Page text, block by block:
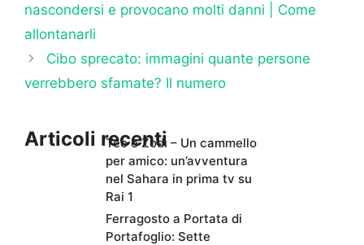
nascondersi e provocano molti danni | Come
allontanarli
Cibo sprecato: immagini quante persone
verrebbero sfamate? Il numero
Articoli recentiTeo e Zodì – Un cammello
per amico: un’avventura
nel Sahara in prima tv su
Rai 1
Ferragosto a Portata di
Portafoglio: Sette